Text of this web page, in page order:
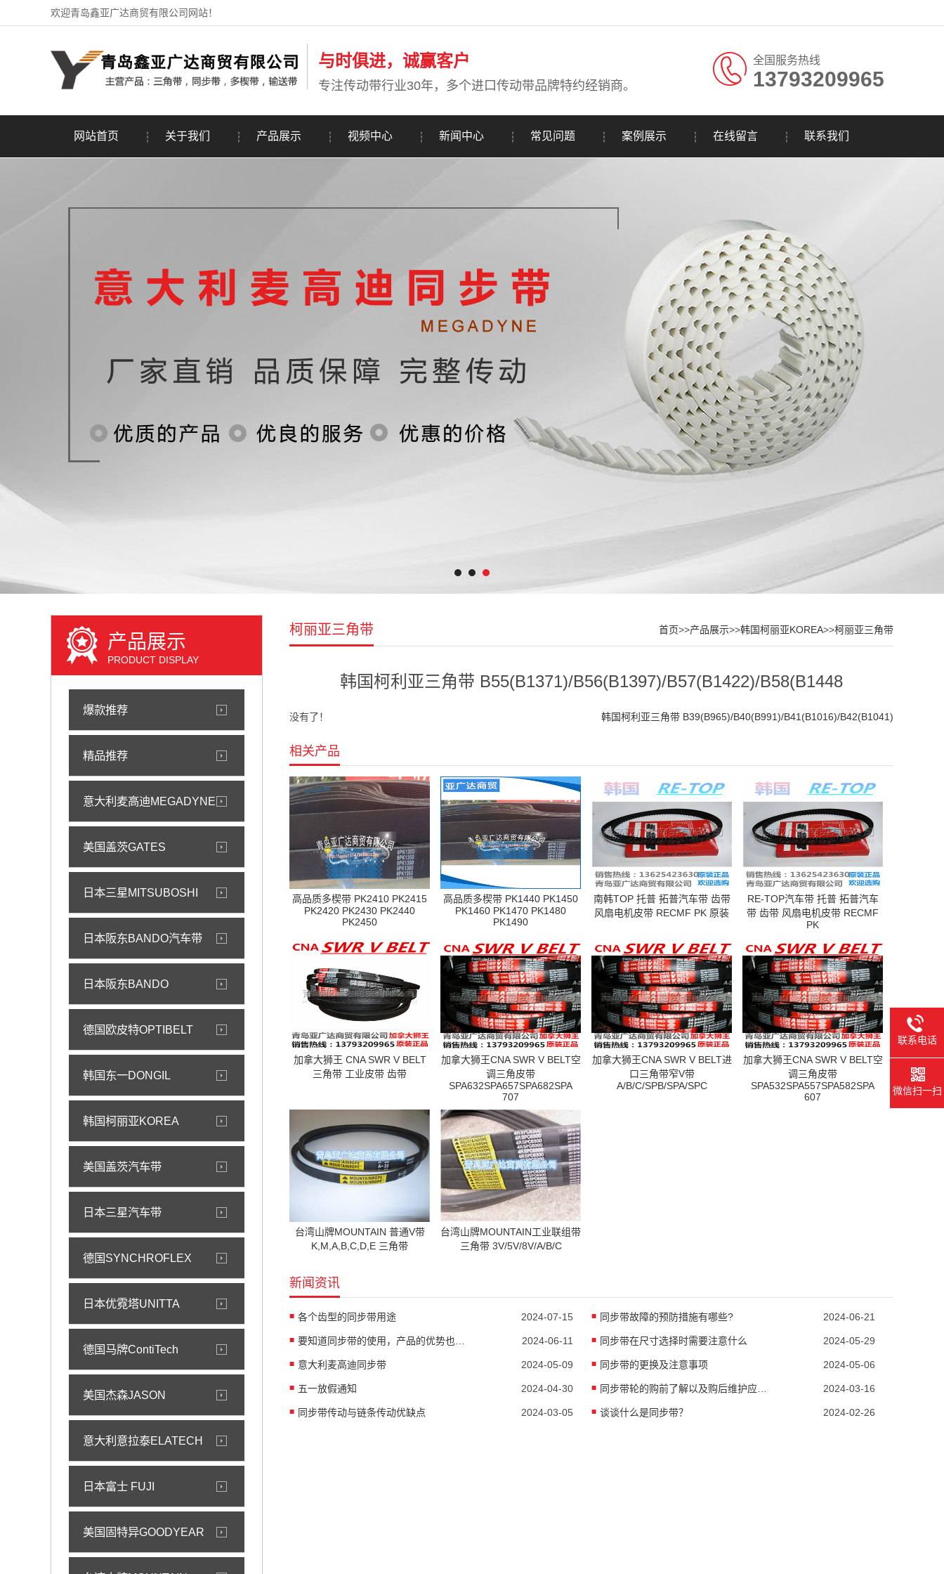
欢迎青岛鑫亚广达商贸有限公司网站！
与时俱进，诚赢客户
专注传动带行业30年，多个进口传动带品牌特约经销商。
全国服务热线
13793209965
网站首页 关于我们 产品展示 视频中心 新闻中心 常见问题 案例展示 在线留言 联系我们
产品展示
PRODUCT DISPLAY
爆款推荐
精品推荐
意大利麦高迪MEGADYNE
美国盖茨GATES
日本三星MITSUBOSHI
日本阪东BANDO汽车带
日本阪东BANDO
德国欧皮特OPTIBELT
韩国东一DONGIL
韩国柯丽亚KOREA
美国盖茨汽车带
日本三星汽车带
德国SYNCHROFLEX
日本优霓塔UNITTA
德国马牌ContiTech
美国杰森JASON
意大利意拉泰ELATECH
日本富士 FUJI
美国固特异GOODYEAR
柯丽亚三角带 首页>>产品展示>>韩国柯丽亚KOREA>>柯丽亚三角带
韩国柯利亚三角带 B55(B1371)/B56(B1397)/B57(B1422)/B58(B1448
没有了！ 韩国柯利亚三角带 B39(B965)/B40(B991)/B41(B1016)/B42(B1041)
相关产品
高品质多楔带 PK2410 PK2415
PK2420 PK2430 PK2440
PK2450
高品质多楔带 PK1440 PK1450
PK1460 PK1470 PK1480
PK1490
南韩TOP 托普 拓普汽车带 齿带
风扇电机皮带 RECMF PK 原装
RE-TOP汽车带 托普 拓普汽车
带 齿带 风扇电机皮带 RECMF
PK
加拿大狮王 CNA SWR V BELT
三角带 工业皮带 齿带
加拿大狮王CNA SWR V BELT空
调三角皮带
SPA632SPA657SPA682SPA
707
加拿大狮王CNA SWR V BELT进
口三角带窄V带
A/B/C/SPB/SPA/SPC
加拿大狮王CNA SWR V BELT空
调三角皮带
SPA532SPA557SPA582SPA
607
台湾山牌MOUNTAIN 普通V带
K,M,A,B,C,D,E 三角带
台湾山牌MOUNTAIN工业联组带
三角带 3V/5V/8V/A/B/C
新闻资讯
各个齿型的同步带用途 2024-07-15 同步带故障的预防措施有哪些? 2024-06-21
2024-06-11 同步带在尺寸选择时需要注意什么 2024-05-29
意大利麦高迪同步带 2024-05-09 同步带的更换及注意事项 2024-05-06
五一放假通知 2024-04-30 同步带轮的购前了解以及购后维护应该怎么做? 2024-03-16
同步带传动与链条传动优缺点 2024-03-05 谈谈什么是同步带？ 2024-02-26
联系电话
微信扫一扫